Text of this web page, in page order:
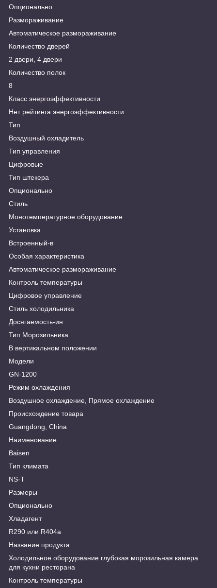
Опционально
Размораживание
Автоматическое размораживание
Количество дверей
2 двери, 4 двери
Количество полок
8
Класс энергоэффективности
Нет рейтинга энергоэффективности
Тип
Воздушный охладитель
Тип управления
Цифровые
Тип штекера
Опционально
Стиль
Монотемпературное оборудование
Установка
Встроенный-в
Особая характеристика
Автоматическое размораживание
Контроль температуры
Цифровое управление
Стиль холодильника
Досягаемость-ин
Тип Морозильника
В вертикальном положении
Модели
GN-1200
Режим охлаждения
Воздушное охлаждение, Прямое охлаждение
Происхождение товара
Guangdong, China
Наименование
Baisen
Тип климата
NS-T
Размеры
Опционально
Хладагент
R290 или R404a
Название продукта
Холодильное оборудование глубокая морозильная камера
для кухни ресторана
Контроль температуры